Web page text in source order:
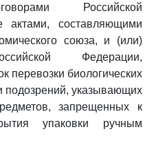
Российской
составляющими
союза, и (или)
Федерации,
перевозки биологических
подозрений, указывающих
запрещенных к
упаковки ручным